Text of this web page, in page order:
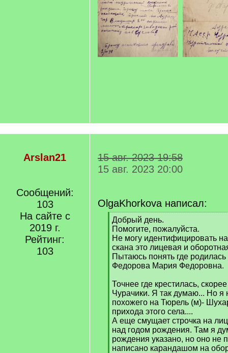
Arslan21
Сообщений:
103
На сайте с
2019 г.
Рейтинг:
103
15 авг. 2023 19:58
15 авг. 2023 20:00
OlgaKhorkova написал:
[
q
]
Добрый день.
Помогите, пожалуйста.
Не могу идентифицировать
скана это лицевая и
Пытаюсь понять где родилась
Федорова Мария Федоровна.
Точнее где крестилась,
Чурачики. Я так думаю... Но я
похожего на Тюрель (м)-
прихода этого села....
А еще смущает строчка на
над годом рождения. Там я
рождения указано, но оно не
написано карандашом на